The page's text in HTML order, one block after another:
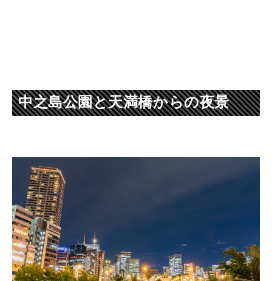
中之島公園と天満橋からの夜景